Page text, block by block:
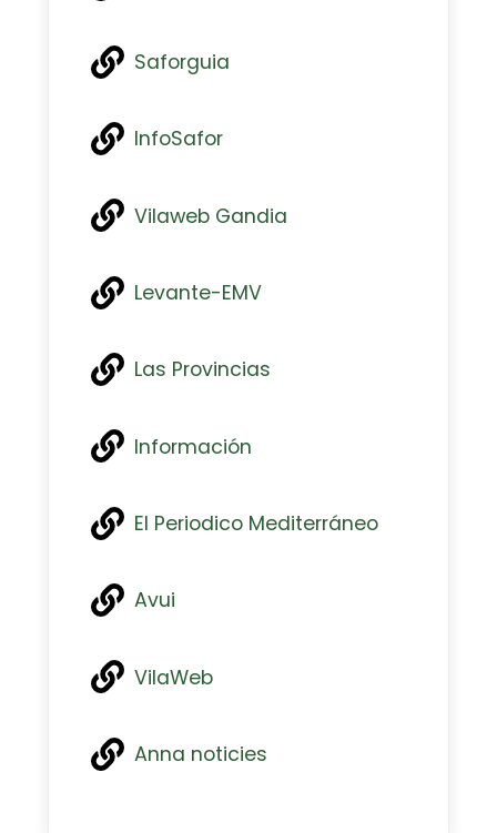
Saforguia
InfoSafor
Vilaweb Gandia
Levante-EMV
Las Provincias
Información
El Periodico Mediterráneo
Avui
VilaWeb
Anna noticies